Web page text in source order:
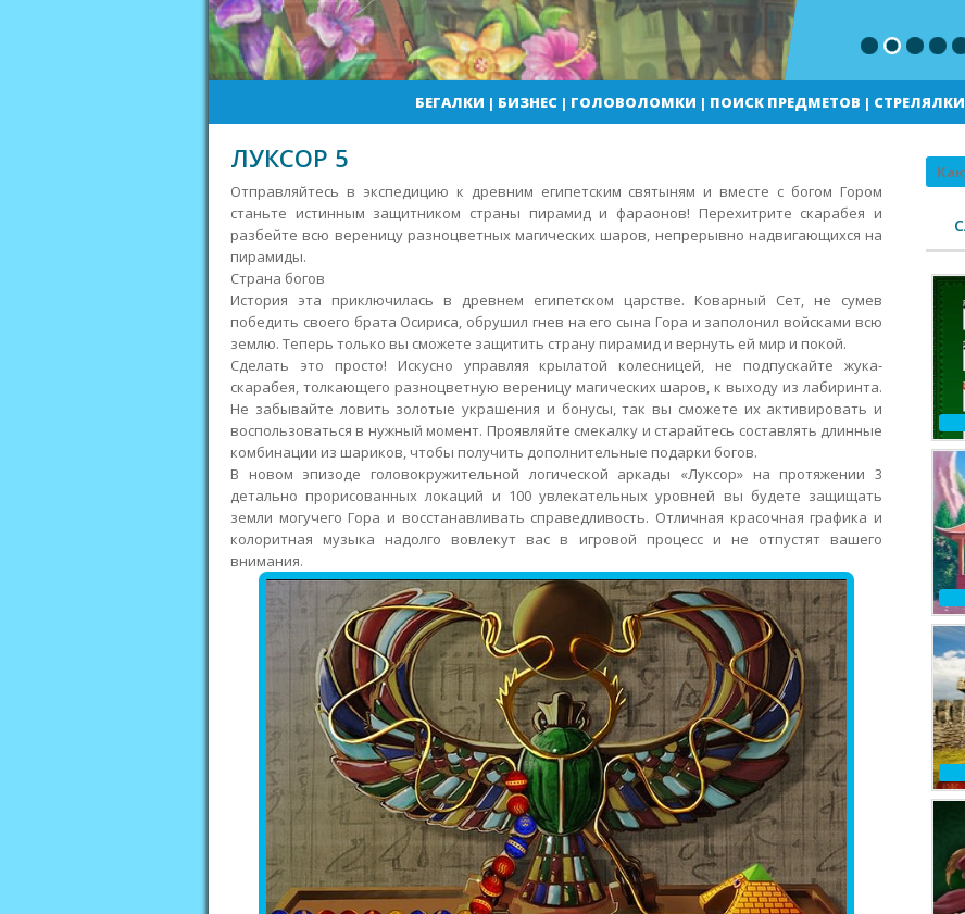
БЕГАЛКИ | БИЗНЕС| ГОЛОВОЛОМКИ | ПОИСК ПРЕДМЕТОВ | СТРЕЛЯЛКИ
ЛУКСОР 5
Отправляйтесь в экспедицию к древним египетским святыням и вместе с богом Гором
станьте истинным защитником страны пирамид и фараонов! Перехитрите скарабея и
разбейте всю вереницу разноцветных магических шаров, непрерывно надвигающихся на
пирамиды.
Страна богов
История эта приключилась в древнем египетском царстве. Коварный Сет, не сумев
победить своего брата Осириса, обрушил гнев на его сына Гора и заполонил войсками всю
землю. Теперь только вы сможете защитить страну пирамид и вернуть ей мир и покой.
Сделать это просто! Искусно управляя крылатой колесницей, не подпускайте жука-
скарабея, толкающего разноцветную вереницу магических шаров, к выходу из лабиринта.
Не забывайте ловить золотые украшения и бонусы, так вы сможете их активировать и
воспользоваться в нужный момент. Проявляйте смекалку и старайтесь составлять длинные
комбинации из шариков, чтобы получить дополнительные подарки богов.
В новом эпизоде головокружительной логической аркады «Луксор» на протяжении 3
детально прорисованных локаций и 100 увлекательных уровней вы будете защищать
земли могучего Гора и восстанавливать справедливость. Отличная красочная графика и
колоритная музыка надолго вовлекут вас в игровой процесс и не отпустят вашего
внимания.